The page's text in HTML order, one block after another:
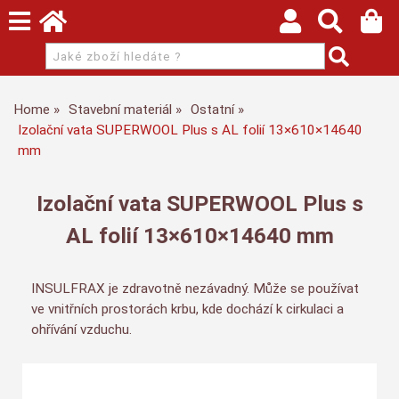
Home Stavební materiál
Ostatní
Izolační vata SUPERWOOL Plus s AL folií 13×610×14640
mm
Izolační vata SUPERWOOL Plus s
AL folií 13×610×14640 mm
INSULFRAX je zdravotně nezávadný. Může se používat
ve vnitřních prostorách krbu, kde dochází k cirkulaci a
ohřívání vzduchu.